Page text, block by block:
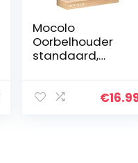
Mocolo
Oorbelhouder
standaard,
standaard voor
€